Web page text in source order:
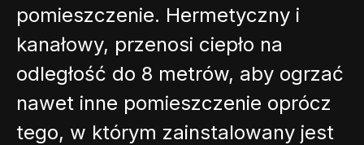
pomieszczenie. Hermetyczny i
kanałowy, przenosi ciepło na
odległość do 8 metrów, aby ogrzać
nawet inne pomieszczenie oprócz
tego, w którym zainstalowany jest